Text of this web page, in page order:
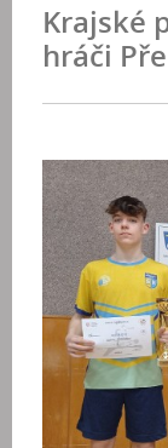
Krajské
hráči